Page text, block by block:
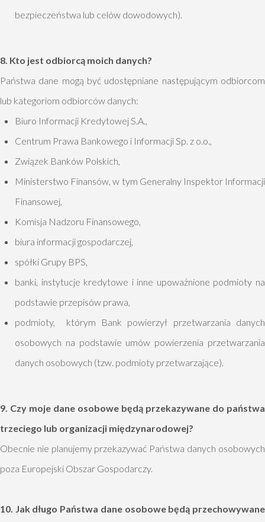
bezpieczeństwa lub celów dowodowych).
8. Kto jest odbiorcą moich danych?
Państwa dane mogą być udostępniane następującym odbiorcom
lub kategoriom odbiorców danych:
Biuro Informacji Kredytowej S.A.,
Centrum Prawa Bankowego i Informacji Sp. z o.o.,
Związek Banków Polskich,
Ministerstwo Finansów, w tym Generalny Inspektor Informacji
Finansowej,
Komisja Nadzoru Finansowego,
biura informacji gospodarczej,
spółki Grupy BPS,
banki, instytucje kredytowe i inne upoważnione podmioty na
podstawie przepisów prawa,
podmioty, którym Bank powierzył przetwarzania danych
osobowych na podstawie umów powierzenia przetwarzania
danych osobowych (tzw. podmioty przetwarzające).
9. Czy moje dane osobowe będą przekazywane do państwa
trzeciego lub organizacji międzynarodowej?
Obecnie nie planujemy przekazywać Państwa danych osobowych
poza Europejski Obszar Gospodarczy.
10. Jak długo Państwa dane osobowe będą przechowywane